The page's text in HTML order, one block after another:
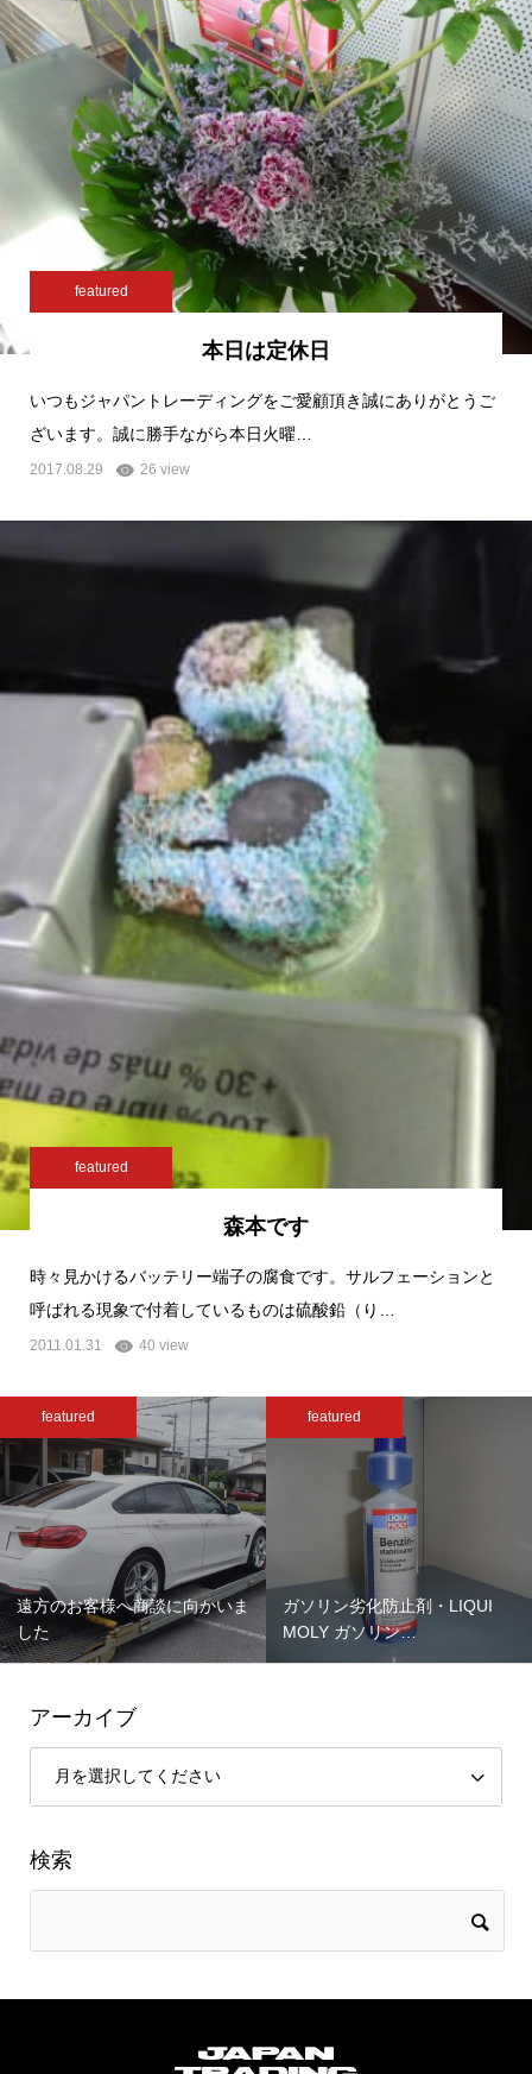
featured
本日は定休日
いつもジャパントレーディングをご愛顧頂き誠にありがとうご
ざいます。誠に勝手ながら本日火曜…
2017.08.29 26 view
featured
森本です
時々見かけるバッテリー端子の腐食です。サルフェーションと
呼ばれる現象で付着しているものは硫酸鉛（り…
2011.01.31 40 view
featured
遠方のお客様へ商談に向かいま
した
featured
ガソリン劣化防止剤・LIQUI
MOLY ガソリン…
アーカイブ
検索